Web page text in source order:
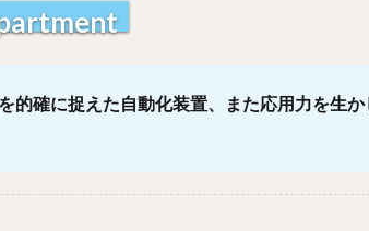
的確に捉えた自動化装置、また応用力を生